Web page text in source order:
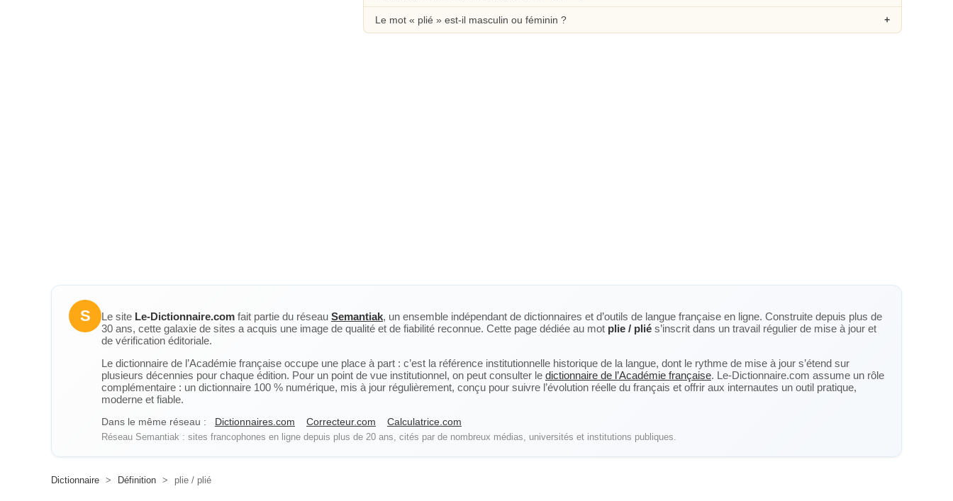
Le mot « plié » est-il masculin ou féminin ?
S Le site Le-Dictionnaire.com fait partie du réseau Semantiak, un ensemble indépendant de dictionnaires et d’outils de langue française en ligne. Construite depuis plus de
30 ans, cette galaxie de sites a acquis une image de qualité et de fiabilité reconnue. Cette page dédiée au mot plie / plié s’inscrit dans un travail régulier de mise à jour et
de vérification éditoriale.
Le dictionnaire de l’Académie française occupe une place à part : c’est la référence institutionnelle historique de la langue, dont le rythme de mise à jour s’étend sur
plusieurs décennies pour chaque édition. Pour un point de vue institutionnel, on peut consulter le dictionnaire de l’Académie française. Le-Dictionnaire.com assume un rôle
complémentaire : un dictionnaire 100 % numérique, mis à jour régulièrement, conçu pour suivre l’évolution réelle du français et offrir aux internautes un outil pratique,
moderne et fiable.
Dans le même réseau : Dictionnaires.com Correcteur.com Calculatrice.com
Réseau Semantiak : sites francophones en ligne depuis plus de 20 ans, cités par de nombreux médias, universités et institutions publiques.
Dictionnaire > Définition > plie / plié